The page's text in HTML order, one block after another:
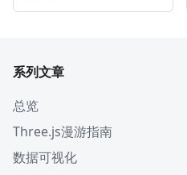
系列文章
总览
Three.js漫游指南
数据可视化